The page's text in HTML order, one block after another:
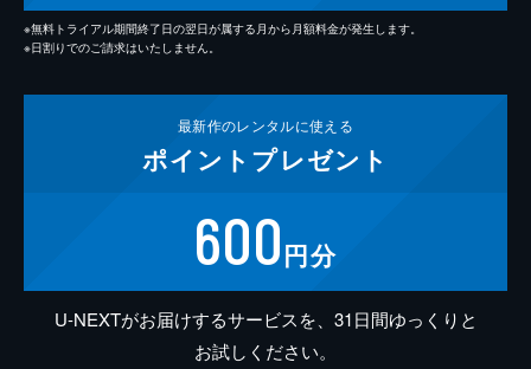
※無料トライアル期間終了日の翌日が属する月から月額料金が発生します。
※日割りでのご請求はいたしません。
最新作のレンタルに使える
ポイント プレゼント
600円分
U-NEXTがお届けするサービスを、31日間ゆっくりと
お試しください。